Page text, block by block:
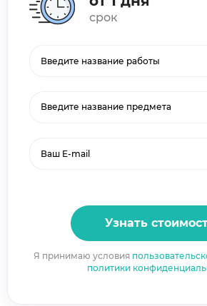
срок
Введите название предмета
Узнать
Я принимаю условия
политики